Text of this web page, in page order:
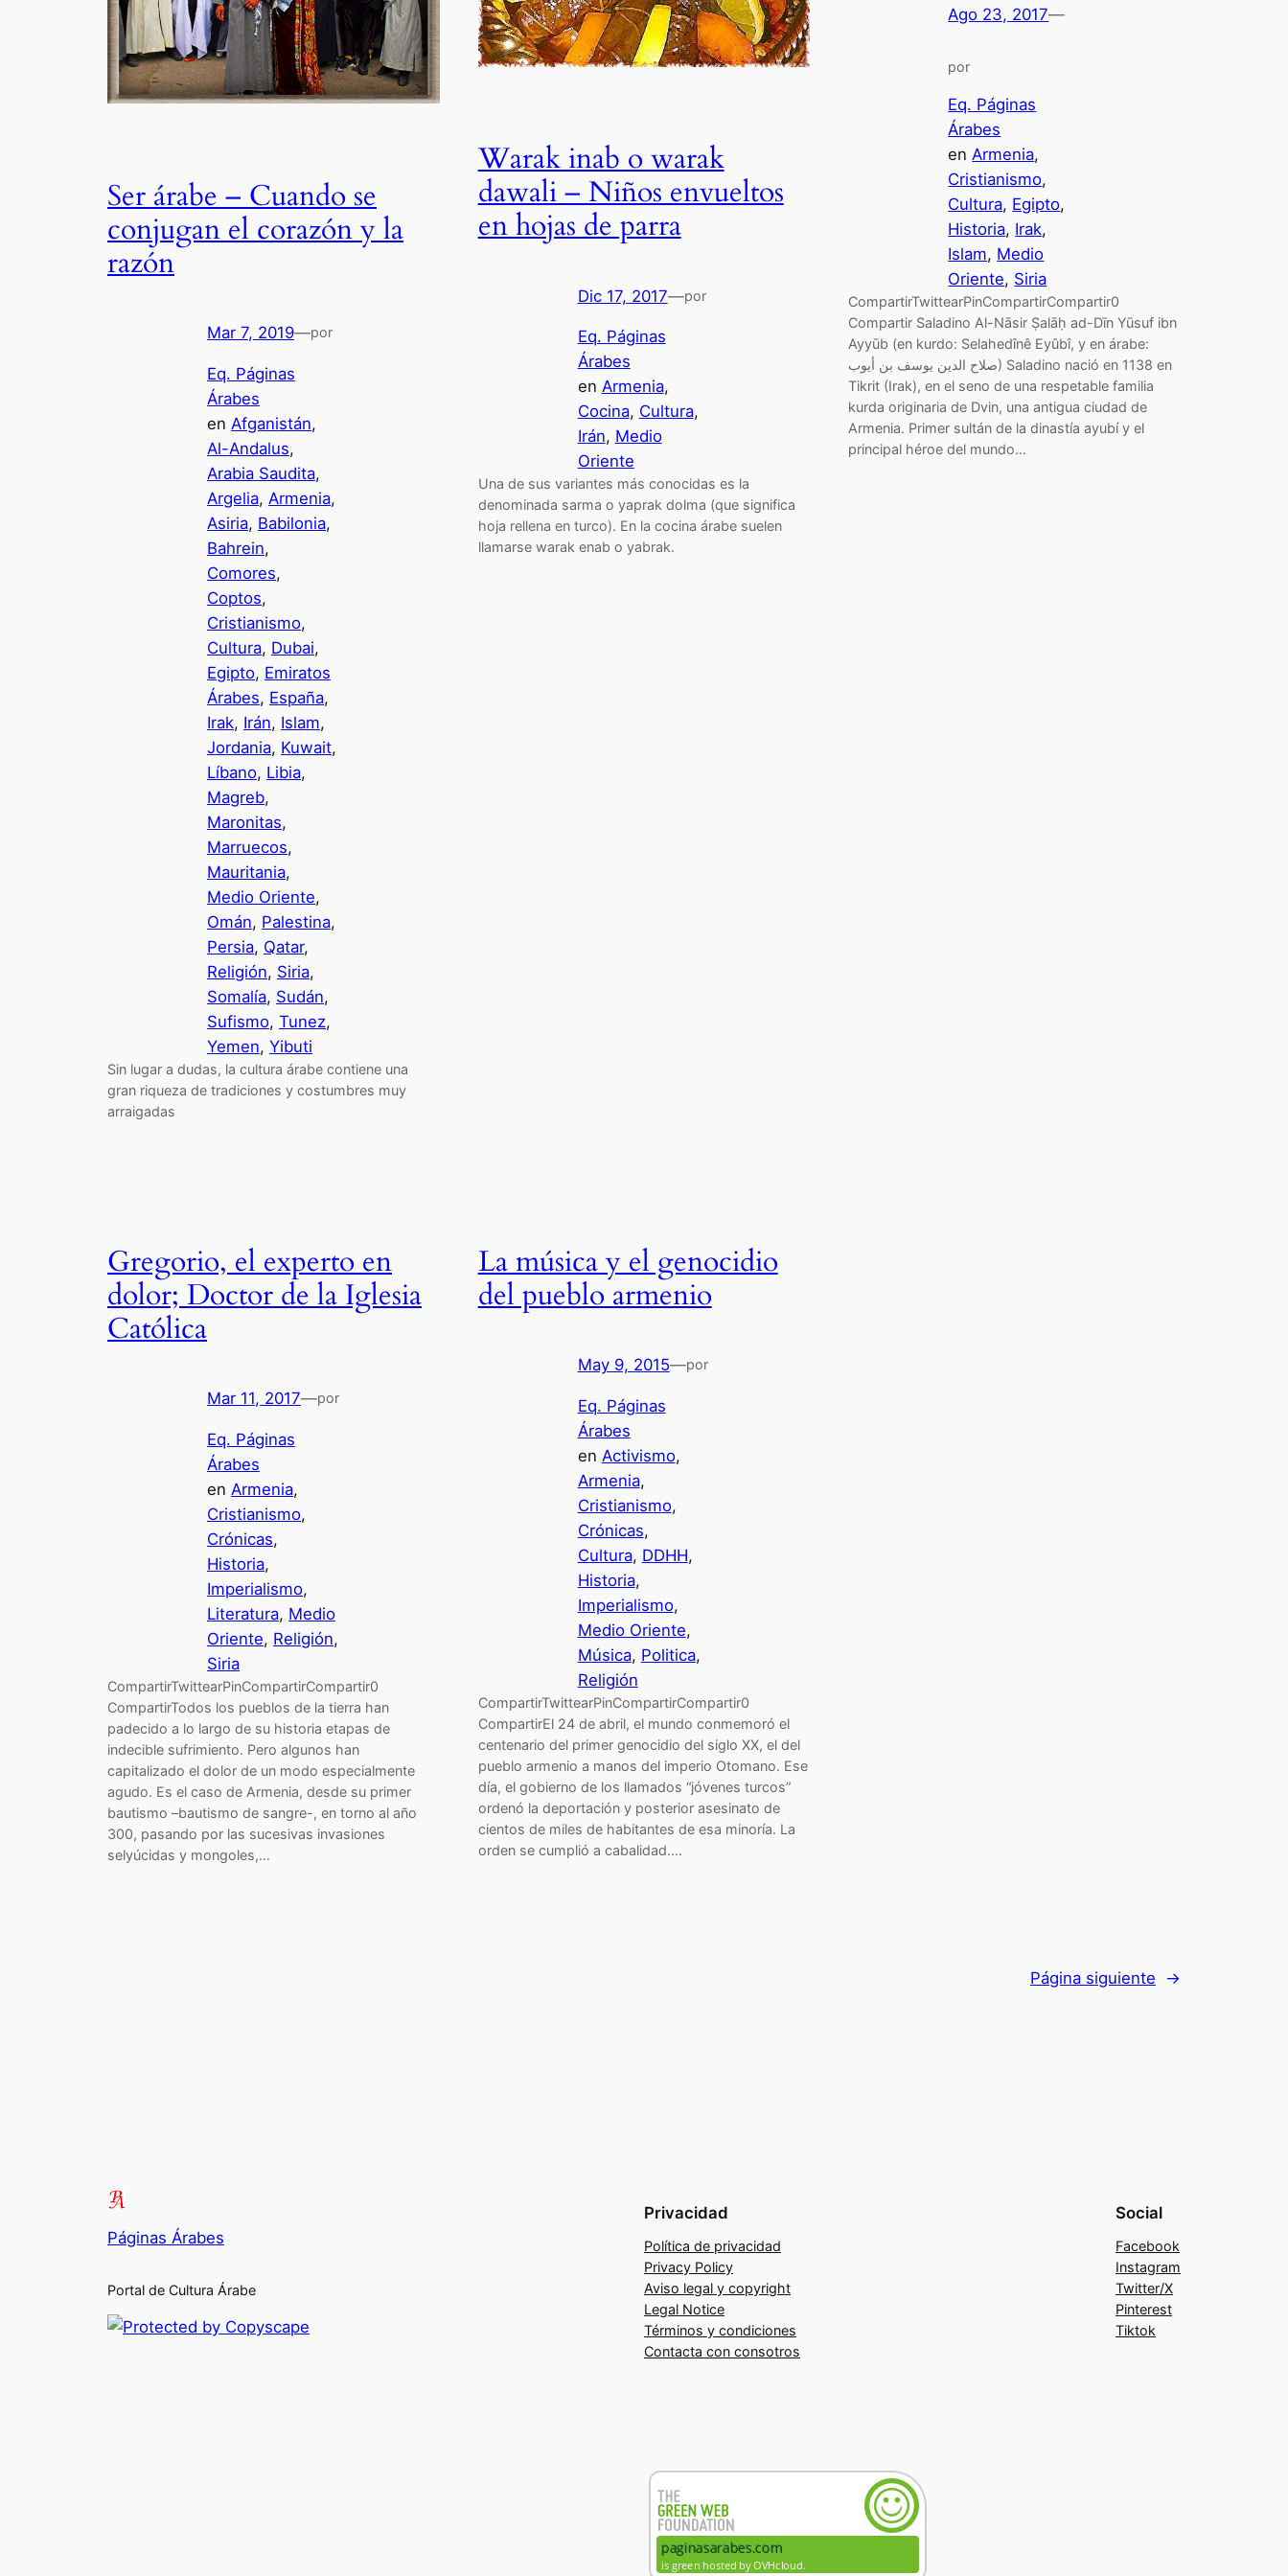
Ser árabe – Cuando se
conjugan el corazón y la
razón
Mar 7, 2019—por
Eq. Páginas
Árabes
en Afganistán
Al-Andalus
Arabia Saudita
Argelia, Armenia
Asiria, Babilonia
Bahrein
Comores
Coptos
Cristianismo
Cultura, Dubai
Egipto, Emiratos
Árabes, España
Irak, Irán, Islam
Jordania, Kuwait
Líbano, Libia
Magreb
Maronitas
Marruecos
Mauritania
Medio Oriente
Omán, Palestina
Persia, Qatar
Religión, Siria
Somalía, Sudán
Sufismo, Tunez
Yemen, Yibuti
Sin lugar a dudas, la cultura árabe contiene una
gran riqueza de tradiciones y costumbres muy
arraigadas
Warak inab o warak
dawali – Niños envueltos
en hojas de parra
Dic 17, 2017—por
Eq. Páginas
Árabes
en Armenia
Cocina, Cultura
Irán, Medio
Oriente
Una de sus variantes más conocidas es la
denominada sarma o yaprak dolma (que significa
hoja rellena en turco). En la cocina árabe suelen
llamarse warak enab o yabrak.
Ago 23, 2017—
por
Eq. Páginas
Árabes
en Armenia
Cristianismo
Cultura, Egipto
Historia, Irak
Islam, Medio
Oriente, Siria
CompartirTwittearPinCompartirCompartir0
Compartir Saladino Al-Nāsir Ṣalāḥ ad-Dīn Yūsuf ibn
Ayyūb (en kurdo: Selahedînê Eyûbî, y en árabe:
صلاح الدين يوسف بن أيوب) Saladino nació en 1138 en
Tikrit (Irak), en el seno de una respetable familia
kurda originaria de Dvin, una antigua ciudad de
Armenia. Primer sultán de la dinastía ayubí y el
principal héroe del mundo…
Gregorio, el experto en
dolor; Doctor de la Iglesia
Católica
Mar 11, 2017—por
Eq. Páginas
Árabes
en Armenia
Cristianismo
Crónicas
Historia
Imperialismo
Literatura, Medio
Oriente, Religión
Siria
CompartirTwittearPinCompartirCompartir0
CompartirTodos los pueblos de la tierra han
padecido a lo largo de su historia etapas de
indecible sufrimiento. Pero algunos han
capitalizado el dolor de un modo especialmente
agudo. Es el caso de Armenia, desde su primer
bautismo –bautismo de sangre-, en torno al año
300, pasando por las sucesivas invasiones
selyúcidas y mongoles,…
La música y el genocidio
del pueblo armenio
May 9, 2015—por
Eq. Páginas
Árabes
en Activismo
Armenia
Cristianismo
Crónicas
Cultura, DDHH
Historia
Imperialismo
Medio Oriente
Música, Politica
Religión
CompartirTwittearPinCompartirCompartir0
CompartirEl 24 de abril, el mundo conmemoró el
centenario del primer genocidio del siglo XX, el del
pueblo armenio a manos del imperio Otomano. Ese
día, el gobierno de los llamados “jóvenes turcos”
ordenó la deportación y posterior asesinato de
cientos de miles de habitantes de esa minoría. La
orden se cumplió a cabalidad.…
Página siguiente →
Páginas Árabes
Portal de Cultura Árabe
Privacidad
Política de privacidad
Privacy Policy
Aviso legal y copyright
Legal Notice
Términos y condiciones
Contacta con consotros
Social
Facebook
Instagram
Twitter/X
Pinterest
Tiktok